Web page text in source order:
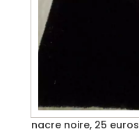
nacre noire, 25 euros